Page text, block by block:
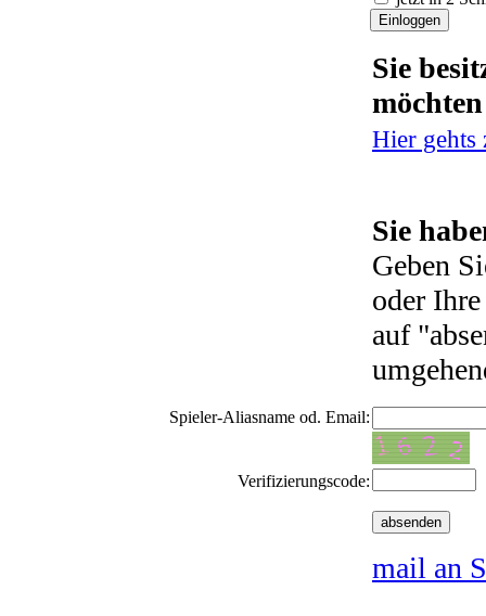
Sie
Hier
Sie
Geben
oder
auf
Spieler-Aliasname od. Email:
Verifizierungscode:
mail an